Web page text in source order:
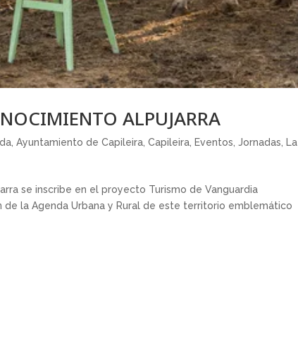
ALPUJARRA
,Ayuntamiento de Capileira ,Capileira Eventos ,Jornadas
La
se inscribe en el proyecto Turismo de Vanguardia
la Agenda Urbana y Rural de este territorio emblemático